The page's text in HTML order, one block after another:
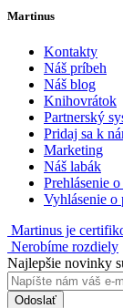
Martinus
Kontakty
Náš príbeh
Náš blog
Knihovrátok
Partnerský
Pridaj sa k
Marketing
Náš labák
Prehlásenie
Vyhlásenie o
Martinus je
Nerobíme rozdiely
Najlepšie novinky
Odoslať